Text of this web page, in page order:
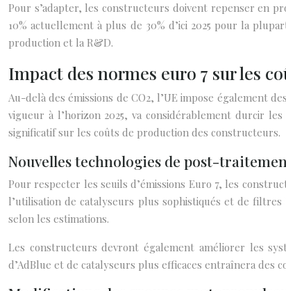
Pour s’adapter, les constructeurs doivent repenser en
10% actuellement à plus de 30% d’ici 2025 pour la
production et la R&D.
Impact des normes euro 7 sur les
Au-delà des émissions de CO2, l’UE impose également
vigueur à l’horizon 2025, va considérablement durcir
significatif sur les coûts de production des constructeurs.
Nouvelles technologies de post-
Pour respecter les seuils d’émissions Euro 7, les
l’utilisation de catalyseurs plus sophistiqués et de
selon les estimations.
Les constructeurs devront également améliorer les
d’AdBlue et de catalyseurs plus efficaces entraînera des